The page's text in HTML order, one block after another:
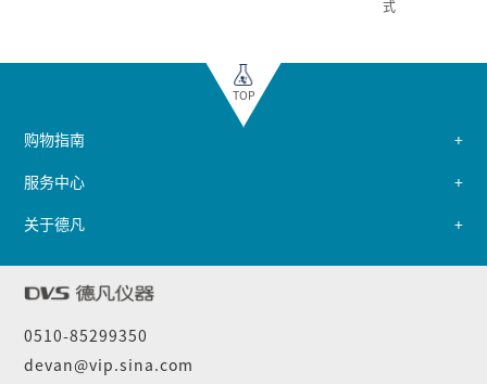
式
TOP
0510-85299350
devan@vip.sina.com
购物指南
服务中心
关于德凡